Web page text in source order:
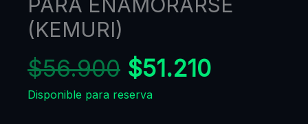
(KEMURI)
$56.900 $51.210
Disponible para reserva